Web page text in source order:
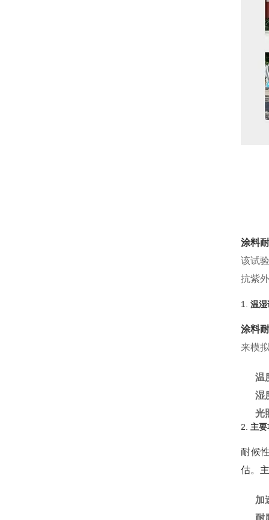
涂料
该试
抗紫
1. 温湿
涂料
来模
温
湿
光
2. 主
耐候
估。
加
耐